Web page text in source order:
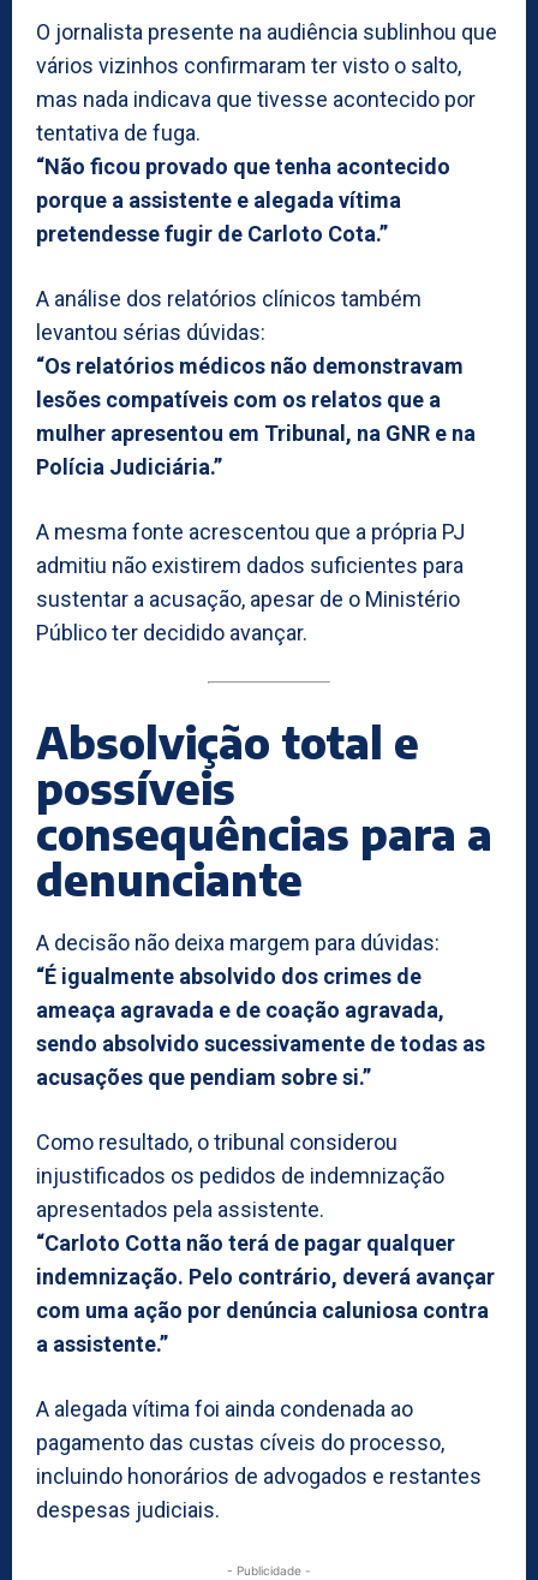
O jornalista presente na audiência sublinhou que
vários vizinhos confirmaram ter visto o salto,
mas nada indicava que tivesse acontecido por
tentativa de fuga.
“Não ficou provado que tenha acontecido
porque a assistente e alegada vítima
pretendesse fugir de Carloto Cota.”
A análise dos relatórios clínicos também
levantou sérias dúvidas:
“Os relatórios médicos não demonstravam
lesões compatíveis com os relatos que a
mulher apresentou em Tribunal, na GNR e na
Polícia Judiciária.”
A mesma fonte acrescentou que a própria PJ
admitiu não existirem dados suficientes para
sustentar a acusação, apesar de o Ministério
Público ter decidido avançar.
Absolvição total e
possíveis
consequências para a
denunciante
A decisão não deixa margem para dúvidas:
“É igualmente absolvido dos crimes de
ameaça agravada e de coação agravada,
sendo absolvido sucessivamente de todas as
acusações que pendiam sobre si.”
Como resultado, o tribunal considerou
injustificados os pedidos de indemnização
apresentados pela assistente.
“Carloto Cotta não terá de pagar qualquer
indemnização. Pelo contrário, deverá avançar
com uma ação por denúncia caluniosa contra
a assistente.”
A alegada vítima foi ainda condenada ao
pagamento das custas cíveis do processo,
incluindo honorários de advogados e restantes
despesas judiciais.
- Publicidade -